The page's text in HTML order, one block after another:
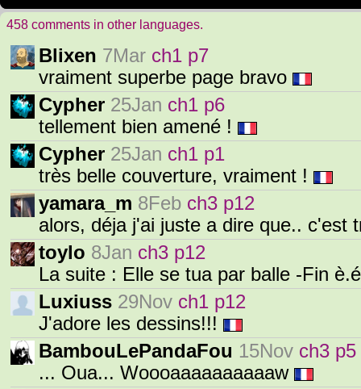
458 comments in other languages.
Blixen 7Mar ch1 p7
vraiment superbe page bravo
Cypher 25Jan ch1 p6
tellement bien amené !
Cypher 25Jan ch1 p1
très belle couverture, vraiment !
yamara_m 8Feb ch3 p12
alors, déja j'ai juste a dire que.. c'est
toylo 8Jan ch3 p12
La suite : Elle se tua par balle -Fin
Luxiuss 29Nov ch1 p12
J'adore les dessins!!!
BambouLePandaFou 15Nov ch3 p5
... Oua... Woooaaaaaaaaaaw